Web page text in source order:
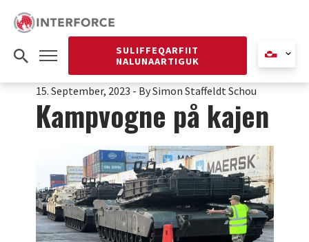
SULIFFEQARFIIT
NALUNAARTIGUK
15. September, 2023 - By Simon Staffeldt Schou
Kampvogne på kajen